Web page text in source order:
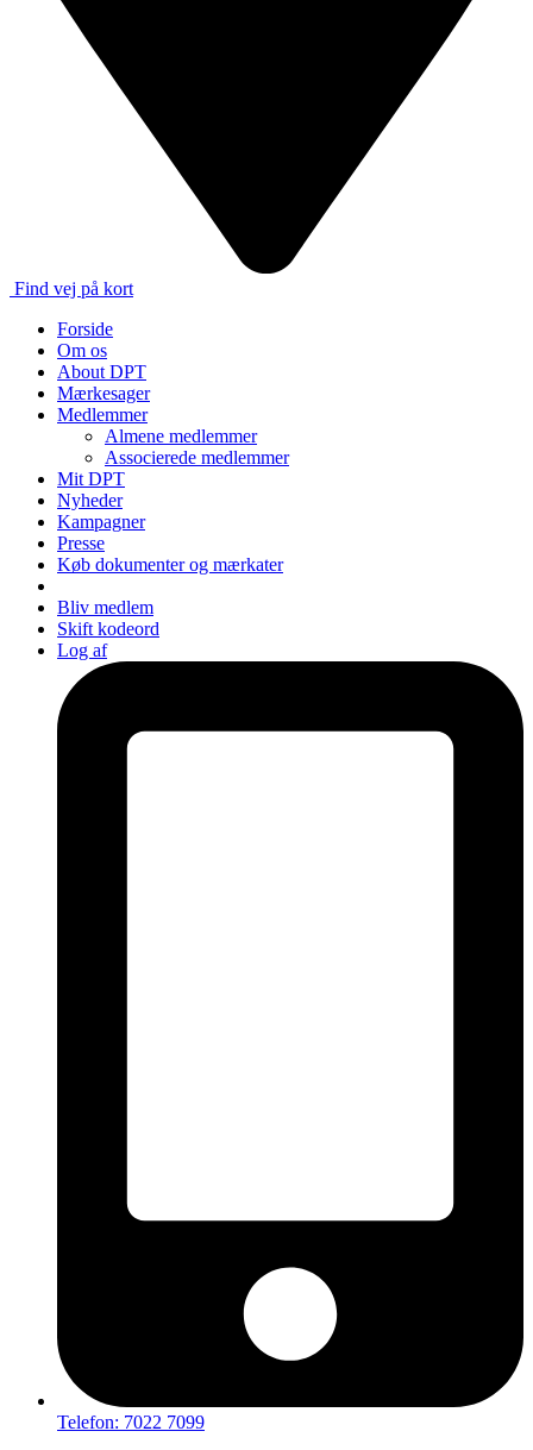
Find vej på kort
Forside
Om os
About DPT
Mærkesager
Medlemmer
Almene medlemmer
Associerede medlemmer
Mit DPT
Nyheder
Kampagner
Presse
Køb dokumenter og mærkater
Bliv medlem
Skift kodeord
Log af
Telefon: 7022 7099